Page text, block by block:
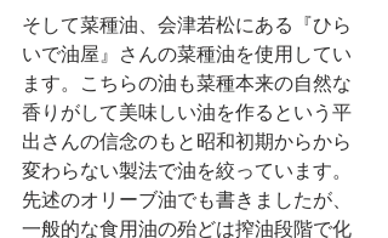
そして菜種油、会津若松にある『ひら
いで油屋』さんの菜種油を使用してい
ます。こちらの油も菜種本来の自然な
香りがして美味しい油を作るという平
出さんの信念のもと昭和初期からから
変わらない製法で油を絞っています。
先述のオリーブ油でも書きましたが、
一般的な食用油の殆どは搾油段階で化